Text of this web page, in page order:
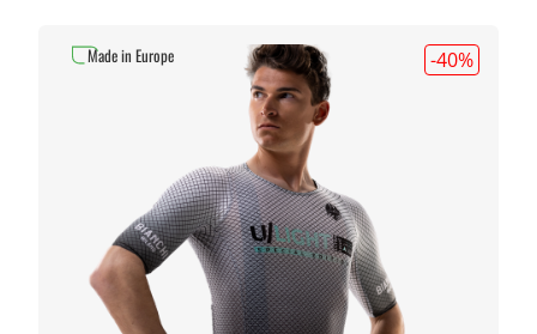
-40%
Made in Europe